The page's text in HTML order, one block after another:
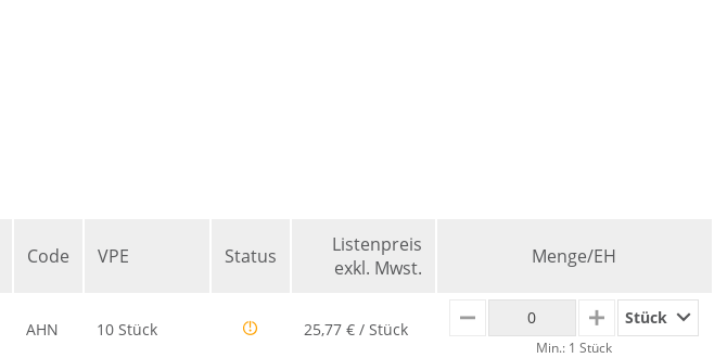
Code VPE Status
Listenpreis
exkl. Mwst.
Menge/EH
AHN 10 Stück 25,77 € / Stück MINUS PLUSStück
Min.: 1 Stück